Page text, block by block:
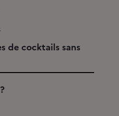
de cocktails sans